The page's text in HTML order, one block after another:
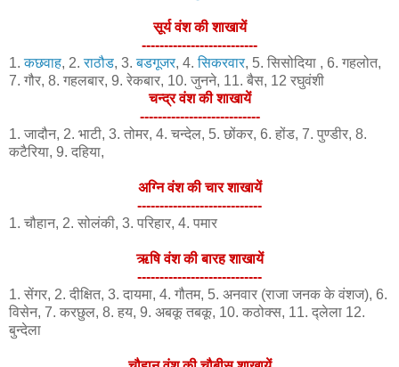
सूर्य वंश की शाखायें
--------------------------
1.कछवाह, 2.राठौड, 3.बडगूजर, 4.सिकरवार, 5. सिसोदिया , 6. गहलोत,
7. गौर, 8. गहलबार, 9. रेकबार, 10. जुनने, 11. बैस, 12 रघुवंशी
चन्द्र वंश की शाखायें
---------------------------
1. जादौन, 2. भाटी, 3. तोमर, 4. चन्देल, 5. छोंकर, 6. होंड, 7. पुण्डीर, 8.
कटैरिया, 9. दहिया,
अग्नि वंश की चार शाखायें
----------------------------
1. चौहान, 2. सोलंकी, 3. परिहार, 4. पमार
ऋषि वंश की बारह शाखायें
----------------------------
1. सेंगर, 2. दीक्षित, 3. दायमा, 4. गौतम, 5. अनवार (राजा जनक के वंशज), 6.
विसेन, 7. करछुल, 8. हय, 9. अबकू तबकू, 10. कठोक्स, 11. द्लेला 12.
बुन्देला